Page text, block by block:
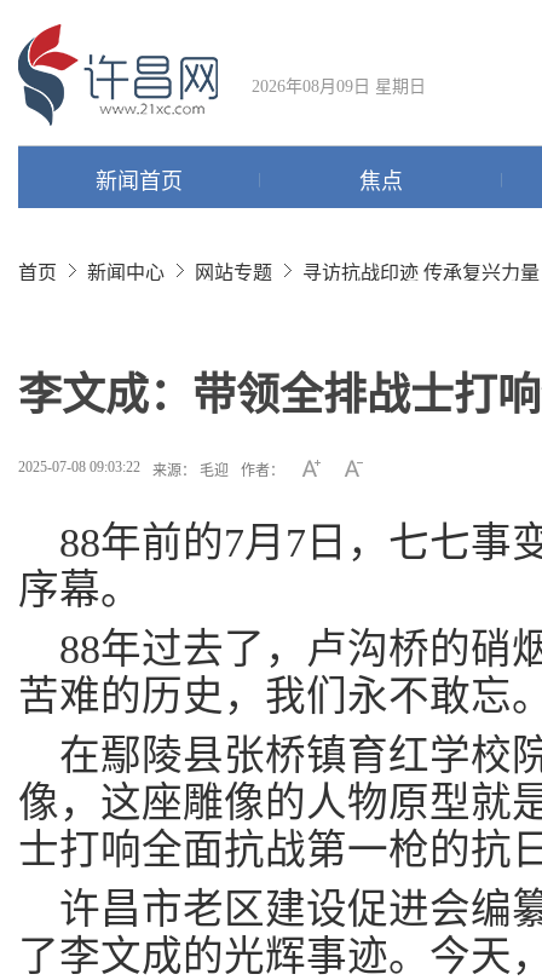
2026年08月09日 星期日
新闻首页 焦点
首页 新闻中心 网站专题 寻访抗战印迹 传承复兴力量
李文成：带领全排战士打
2025-07-08 09:03:22 来源： 毛迎 作者：
88年前的7月7日，七七事
序幕。
88年过去了，卢沟桥的硝
苦难的历史，我们永不敢忘
在鄢陵县张桥镇育红学校
像，这座雕像的人物原型就
士打响全面抗战第一枪的
许昌市老区建设促进会编
了李文成的光辉事迹。今天